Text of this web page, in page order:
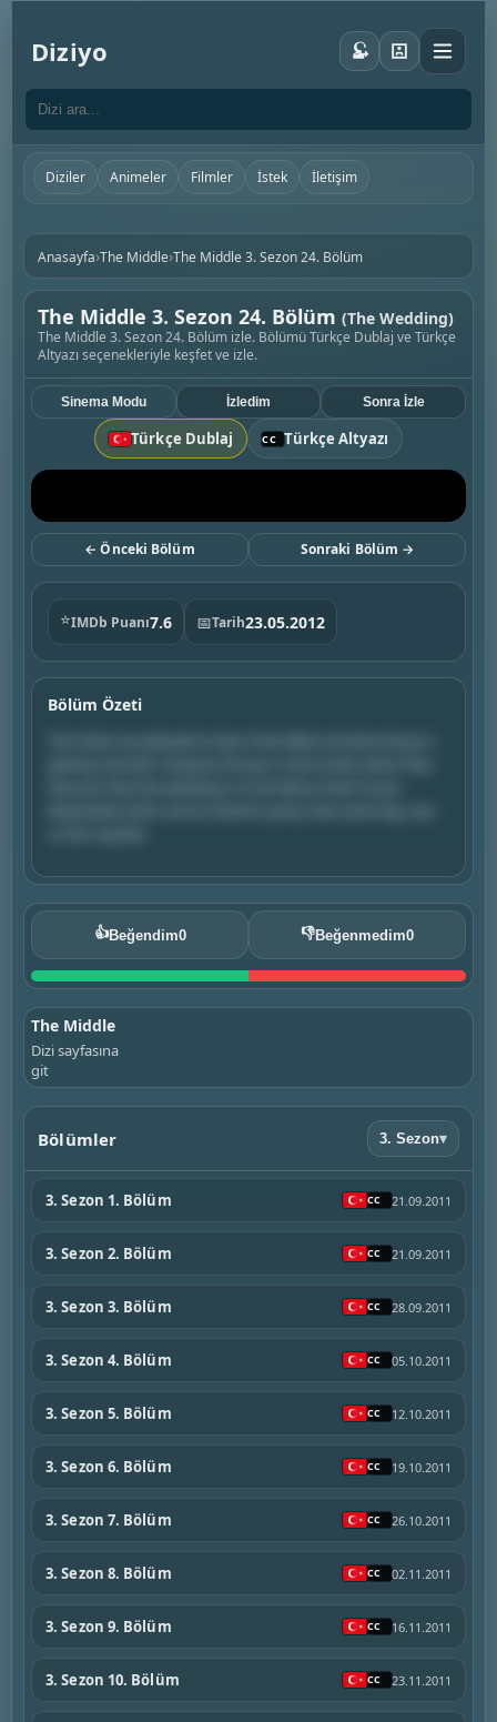
Diziyo
Diziler Animeler Filmler İstek İletişim
Anasayfa›The Middle›The Middle 3. Sezon 24. Bölüm
The Middle 3. Sezon 24. Bölüm (The Wedding)
The Middle 3. Sezon 24. Bölüm izle. Bölümü Türkçe Dublaj ve Türkçe
Altyazı seçenekleriyle keşfet ve izle.
Türkçe Dublaj Türkçe Altyazı
Sinema Modu İzledim Sonra İzle
← Önceki Bölüm Sonraki Bölüm →
⭐IMDb Puanı7.6 📅Tarih23.05.2012
Bölüm Özeti
👍Beğendim0 👎Beğenmedim0
The Middle
Dizi sayfasına
git
Bölümler 3. Sezon▾
3. Sezon 1. Bölüm 21.09.2011
3. Sezon 2. Bölüm 21.09.2011
3. Sezon 3. Bölüm 28.09.2011
3. Sezon 4. Bölüm 05.10.2011
3. Sezon 5. Bölüm 12.10.2011
3. Sezon 6. Bölüm 19.10.2011
3. Sezon 7. Bölüm 26.10.2011
3. Sezon 8. Bölüm 02.11.2011
3. Sezon 9. Bölüm 16.11.2011
3. Sezon 10. Bölüm 23.11.2011